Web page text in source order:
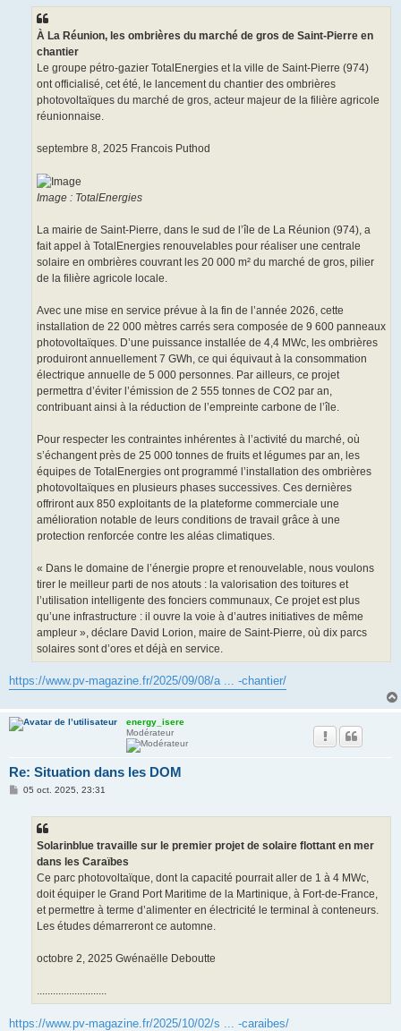
À La Réunion, les ombrières du marché de gros de Saint-Pierre en
chantier
Le groupe pétro-gazier TotalEnergies et la ville de Saint-Pierre (974)
ont officialisé, cet été, le lancement du chantier des ombrières
photovoltaïques du marché de gros, acteur majeur de la filière agricole
réunionnaise.
septembre 8, 2025 Francois Puthod
Image : TotalEnergies
La mairie de Saint-Pierre, dans le sud de l’île de La Réunion (974), a
fait appel à TotalEnergies renouvelables pour réaliser une centrale
solaire en ombrières couvrant les 20 000 m² du marché de gros, pilier
de la filière agricole locale.
Avec une mise en service prévue à la fin de l’année 2026, cette
installation de 22 000 mètres carrés sera composée de 9 600 panneaux
photovoltaïques. D’une puissance installée de 4,4 MWc, les ombrières
produiront annuellement 7 GWh, ce qui équivaut à la consommation
électrique annuelle de 5 000 personnes. Par ailleurs, ce projet
permettra d’éviter l’émission de 2 555 tonnes de CO2 par an,
contribuant ainsi à la réduction de l’empreinte carbone de l’île.
Pour respecter les contraintes inhérentes à l’activité du marché, où
s’échangent près de 25 000 tonnes de fruits et légumes par an, les
équipes de TotalEnergies ont programmé l’installation des ombrières
photovoltaïques en plusieurs phases successives. Ces dernières
offriront aux 850 exploitants de la plateforme commerciale une
amélioration notable de leurs conditions de travail grâce à une
protection renforcée contre les aléas climatiques.
« Dans le domaine de l’énergie propre et renouvelable, nous voulons
tirer le meilleur parti de nos atouts : la valorisation des toitures et
l’utilisation intelligente des fonciers communaux, Ce projet est plus
qu’une infrastructure : il ouvre la voie à d’autres initiatives de même
ampleur », déclare David Lorion, maire de Saint-Pierre, où dix parcs
solaires sont d’ores et déjà en service.
https://www.pv-magazine.fr/2025/09/08/a ... -chantier/
energy_isere
Modérateur
Re: Situation dans les DOM
M05 oct. 2025, 23:31
Solarinblue travaille sur le premier projet de solaire flottant en mer
dans les Caraïbes
Ce parc photovoltaïque, dont la capacité pourrait aller de 1 à 4 MWc,
doit équiper le Grand Port Maritime de la Martinique, à Fort-de-France,
et permettre à terme d’alimenter en électricité le terminal à conteneurs.
Les études démarreront ce automne.
octobre 2, 2025 Gwénaëlle Deboutte
..........................
https://www.pv-magazine.fr/2025/10/02/s ... -caraibes/